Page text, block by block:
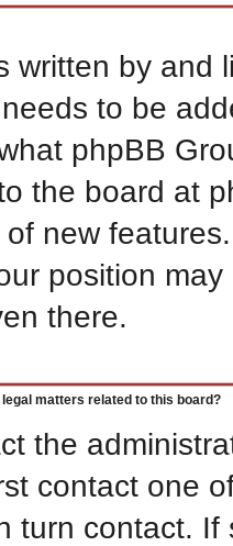
written by and
to be
phpBB
the board at
new
position
there.
matters related to this board?
the
contact one
turn contact.